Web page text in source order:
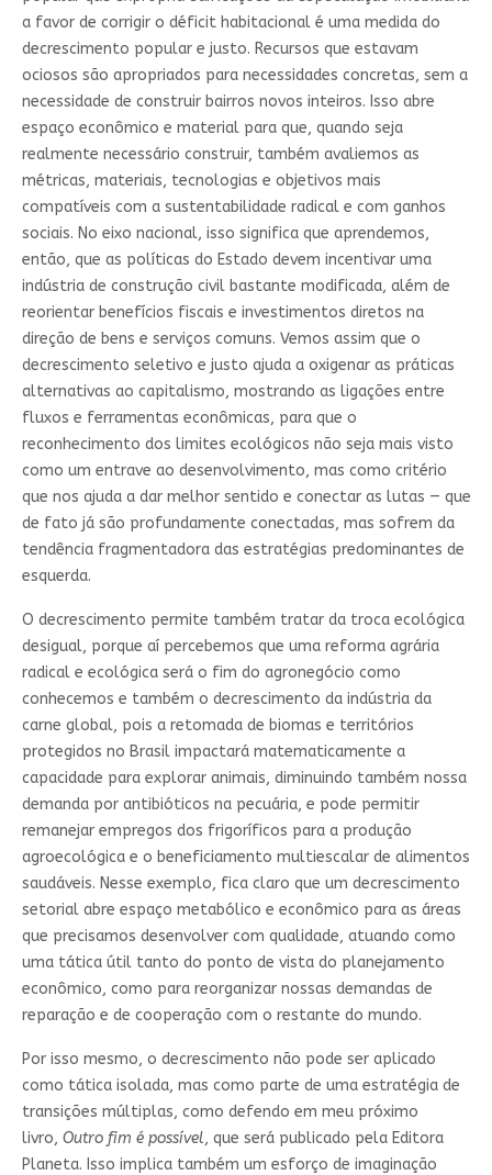
a favor de corrigir o déficit habitacional é uma medida do
decrescimento popular e justo. Recursos que estavam
ociosos são apropriados para necessidades concretas, sem a
necessidade de construir bairros novos inteiros. Isso abre
espaço econômico e material para que, quando seja
realmente necessário construir, também avaliemos as
métricas, materiais, tecnologias e objetivos mais
compatíveis com a sustentabilidade radical e com ganhos
sociais. No eixo nacional, isso significa que aprendemos,
então, que as políticas do Estado devem incentivar uma
indústria de construção civil bastante modificada, além de
reorientar benefícios fiscais e investimentos diretos na
direção de bens e serviços comuns. Vemos assim que o
decrescimento seletivo e justo ajuda a oxigenar as práticas
alternativas ao capitalismo, mostrando as ligações entre
fluxos e ferramentas econômicas, para que o
reconhecimento dos limites ecológicos não seja mais visto
como um entrave ao desenvolvimento, mas como critério
que nos ajuda a dar melhor sentido e conectar as lutas — que
de fato já são profundamente conectadas, mas sofrem da
tendência fragmentadora das estratégias predominantes de
esquerda.
O decrescimento permite também tratar da troca ecológica
desigual, porque aí percebemos que uma reforma agrária
radical e ecológica será o fim do agronegócio como
conhecemos e também o decrescimento da indústria da
carne global, pois a retomada de biomas e territórios
protegidos no Brasil impactará matematicamente a
capacidade para explorar animais, diminuindo também nossa
demanda por antibióticos na pecuária, e pode permitir
remanejar empregos dos frigoríficos para a produção
agroecológica e o beneficiamento multiescalar de alimentos
saudáveis. Nesse exemplo, fica claro que um decrescimento
setorial abre espaço metabólico e econômico para as áreas
que precisamos desenvolver com qualidade, atuando como
uma tática útil tanto do ponto de vista do planejamento
econômico, como para reorganizar nossas demandas de
reparação e de cooperação com o restante do mundo.
Por isso mesmo, o decrescimento não pode ser aplicado
como tática isolada, mas como parte de uma estratégia de
transições múltiplas, como defendo em meu próximo
livro, Outro fim é possível, que será publicado pela Editora
Planeta. Isso implica também um esforço de imaginação